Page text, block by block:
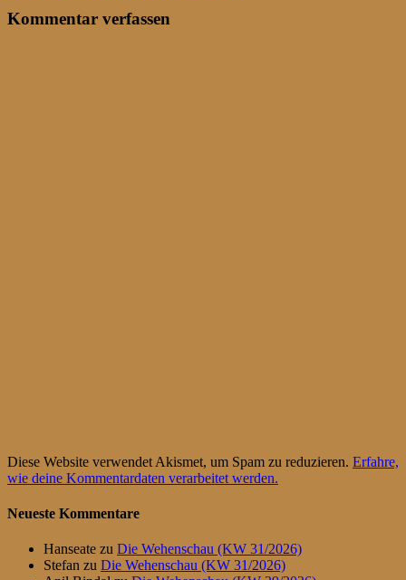
Kommentar verfassen
Diese Website verwendet Akismet, um Spam zu reduzieren. Erfahre,
wie deine Kommentardaten verarbeitet werden.
Neueste Kommentare
Hanseate zu Die Wehenschau (KW 31/2026)
Stefan zu Die Wehenschau (KW 31/2026)